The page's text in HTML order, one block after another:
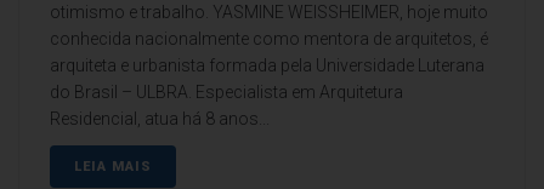
otimismo e trabalho. YASMINE WEISSHEIMER, hoje muito
conhecida nacionalmente como mentora de arquitetos, é
arquiteta e urbanista formada pela Universidade Luterana
do Brasil – ULBRA. Especialista em Arquitetura
Residencial, atua há 8 anos...
LEIA MAIS